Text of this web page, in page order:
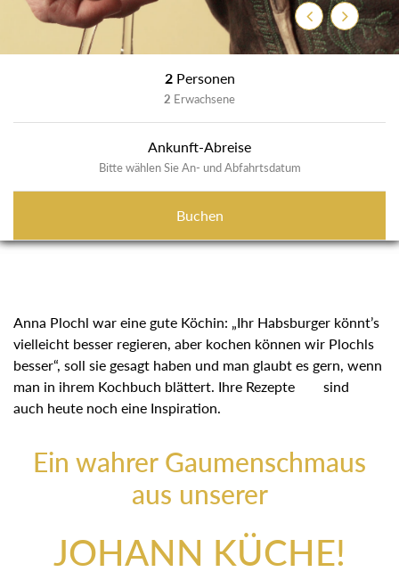
ZurückWeiter
2 Personen
2 Erwachsene
Ankunft-Abreise
Bitte wählen Sie An- und Abfahrtsdatum
Buchen
Anna Plochl war eine gute Köchin: „Ihr Habsburger könnt’s
vielleicht besser regieren, aber kochen können wir Plochls
besser“, soll sie gesagt haben und man glaubt es gern, wenn
man in ihrem Kochbuch blättert. Ihre Rezepte sind
auch heute noch eine Inspiration.
Ein wahrer Gaumenschmaus
aus unserer
JOHANN KÜCHE!